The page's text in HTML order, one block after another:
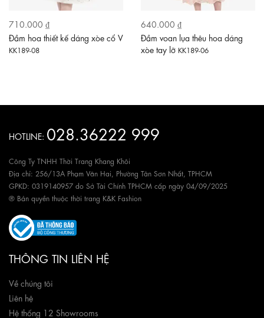
710.000 ₫
Đầm hoa thiết kế dáng xòe cổ V
KK189-08
640.000 ₫
Đầm voan lụa thêu hoa dáng
xòe tay lỡ KK189-06
HOTLINE: 028.36222 999
Công Ty TNHH Thời Trang Khang Khôi
Địa chỉ: 256/13A Phạm Văn Hai, Phường Tân Sơn Nhất, TPHCM
GPKD: 0319140957 do Sở Tài Chính TPHCM cấp ngày 04/09/2025
® Bản quyền thuộc thời trang K&K Fashion
THÔNG TIN LIÊN HỆ
Về chúng tôi
Liên hệ
Hệ thống 12 Showrooms